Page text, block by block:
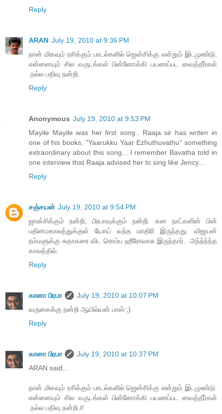
Reply
ARAN July 19, 2010 at 9:36 PM
நான் மிகவும் ரசிக்கும் பாடல்களில் ஜென்சிக்கு என்றும் இடமுண்டு.
என்னையும் சில வருடங்கள் பின்னோக்கி பயணப்பட வைத்தீர்கள்
.நல்ல பதிவு நன்றி.
Reply
Anonymous July 19, 2010 at 9:53 PM
Mayile Mayile was her first song.. Raaja sir has writen in
one of his books, "Yaarukku Yaar Ezhuthuvathu" something
extraordinary about this song... I remember Bavatha told in
one interview that Raaja advised her to sing like Jency...
Reply
சஞ்சயன் July 19, 2010 at 9:54 PM
ஜான்சிக்கும் நன்றி, பிரபாவுக்கும் நன்றி. கன நாட்களின் பின்
பதினமகாலத்துக்குள் யோய் வந்த மாதிரி இருந்தது. விஜயன்
நம்மளுக்கு சுதாகரை விட ரொம்ப ஹீரோவாக இருந்தார்.. அந்ந்ந்ந்த
காலத்தில்.
Reply
கானா பிரபா
July 19, 2010 at 10:07 PM
வருகைக்கு நன்றி ஆயில்யன் பாஸ் ;)
Reply
கானா பிரபா
July 19, 2010 at 10:37 PM
ARAN said...
நான் மிகவும் ரசிக்கும் பாடல்களில் ஜென்சிக்கு என்றும் இடமுண்டு.
என்னையும் சில வருடங்கள் பின்னோக்கி பயணப்பட வைத்தீர்கள்
.நல்ல பதிவு நன்றி.//